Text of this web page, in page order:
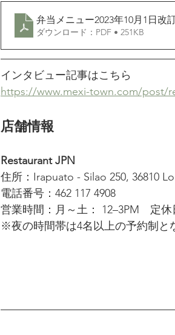
弁当メニュー2023年10月1日改
ダウンロード：PDF • 251KB
インタビュー記事はこちら
https://www.mexi-town.com/post/
店舗情報
Restaurant JPN
住所：Irapuato - Silao 250, 36810
電話番号：462 117 4908
営業時間：月～土： 12–3PM　定休
※夜の時間帯は4名以上の予約制と